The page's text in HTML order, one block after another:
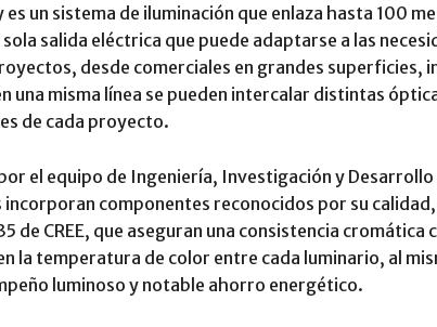
es un sistema de iluminación que enlaza hasta 100
sola salida eléctrica que puede adaptarse a las
desde comerciales en grandes superficies,
una misma línea se pueden intercalar distintas
de cada proyecto.
el equipo de Ingeniería, Investigación y
componentes reconocidos por su calidad,
de CREE, que aseguran una consistencia cromática
la temperatura de color entre cada luminario, al
luminoso y notable ahorro energético.